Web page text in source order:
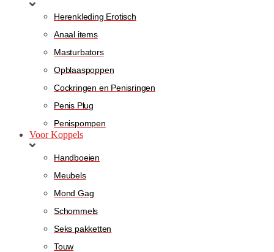
Herenkleding Erotisch
Anaal items
Masturbators
Opblaaspoppen
Cockringen en Penisringen
Penis Plug
Penispompen
Voor Koppels
Handboeien
Meubels
Mond Gag
Schommels
Seks pakketten
Touw